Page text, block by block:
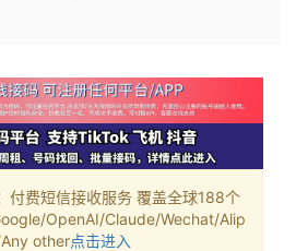
付费短信接收服务 覆盖全球188个
OpenAI/Claude/Wechat/Alip
other点击进入